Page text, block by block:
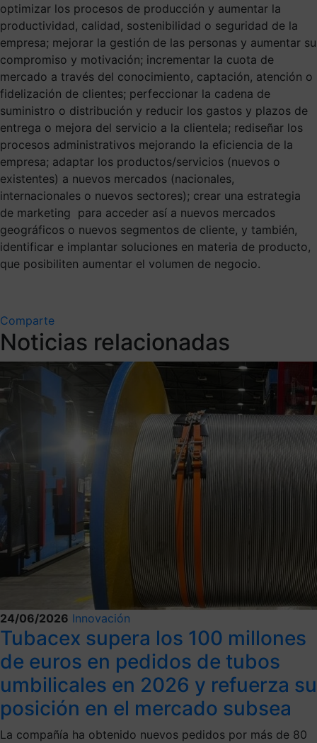
optimizar los procesos de producción y aumentar la
productividad, calidad, sostenibilidad o seguridad de la
empresa; mejorar la gestión de las personas y aumentar su
compromiso y motivación; incrementar la cuota de
mercado a través del conocimiento, captación, atención o
fidelización de clientes; perfeccionar la cadena de
suministro o distribución y reducir los gastos y plazos de
entrega o mejora del servicio a la clientela; rediseñar los
procesos administrativos mejorando la eficiencia de la
empresa; adaptar los productos/servicios (nuevos o
existentes) a nuevos mercados (nacionales,
internacionales o nuevos sectores); crear una estrategia
de marketing para acceder así a nuevos mercados
geográficos o nuevos segmentos de cliente, y también,
identificar e implantar soluciones en materia de producto,
que posibiliten aumentar el volumen de negocio.
Comparte
Noticias relacionadas
24/06/2026 Innovación
Tubacex supera los 100 millones
de euros en pedidos de tubos
umbilicales en 2026 y refuerza su
posición en el mercado subsea
La compañía ha obtenido nuevos pedidos por más de 80